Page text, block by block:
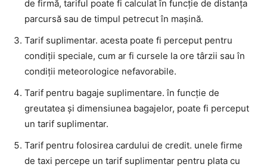
de firmă, tariful poate fi calculat în funcție de distanța
parcursă sau de timpul petrecut în mașină.
Tarif suplimentar. acesta poate fi perceput pentru
condiții speciale, cum ar fi cursele la ore târzii sau în
condiții meteorologice nefavorabile.
Tarif pentru bagaje suplimentare. în funcție de
greutatea și dimensiunea bagajelor, poate fi perceput
un tarif suplimentar.
Tarif pentru folosirea cardului de credit. unele firme
de taxi percepe un tarif suplimentar pentru plata cu